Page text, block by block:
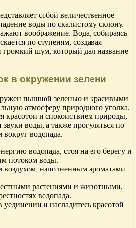
собой величественное
воды по скалистому склону.
воображение. Вода, собираясь
по ступеням, создавая
шум, который дал название
в окружении зелени
пышной зеленью и красивыми
атмосферу природного уголка.
красотой и спокойствием природы,
воды, а также прогуляться по
водопада.
водопада, стоя на его берегу и
потоком воды.
наполненным ароматами
растениями и животными,
водопада.
уединении и насладитесь красотой